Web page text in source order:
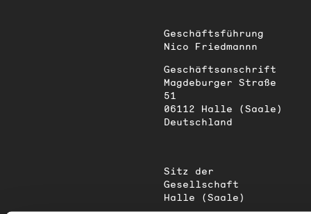
Geschäftsführung
Nico Friedmannn
Geschäftsanschrift
Magdeburger Straße
51
06112 Halle (Saale)
Deutschland
Sitz der
Gesellschaft
Halle (Saale)